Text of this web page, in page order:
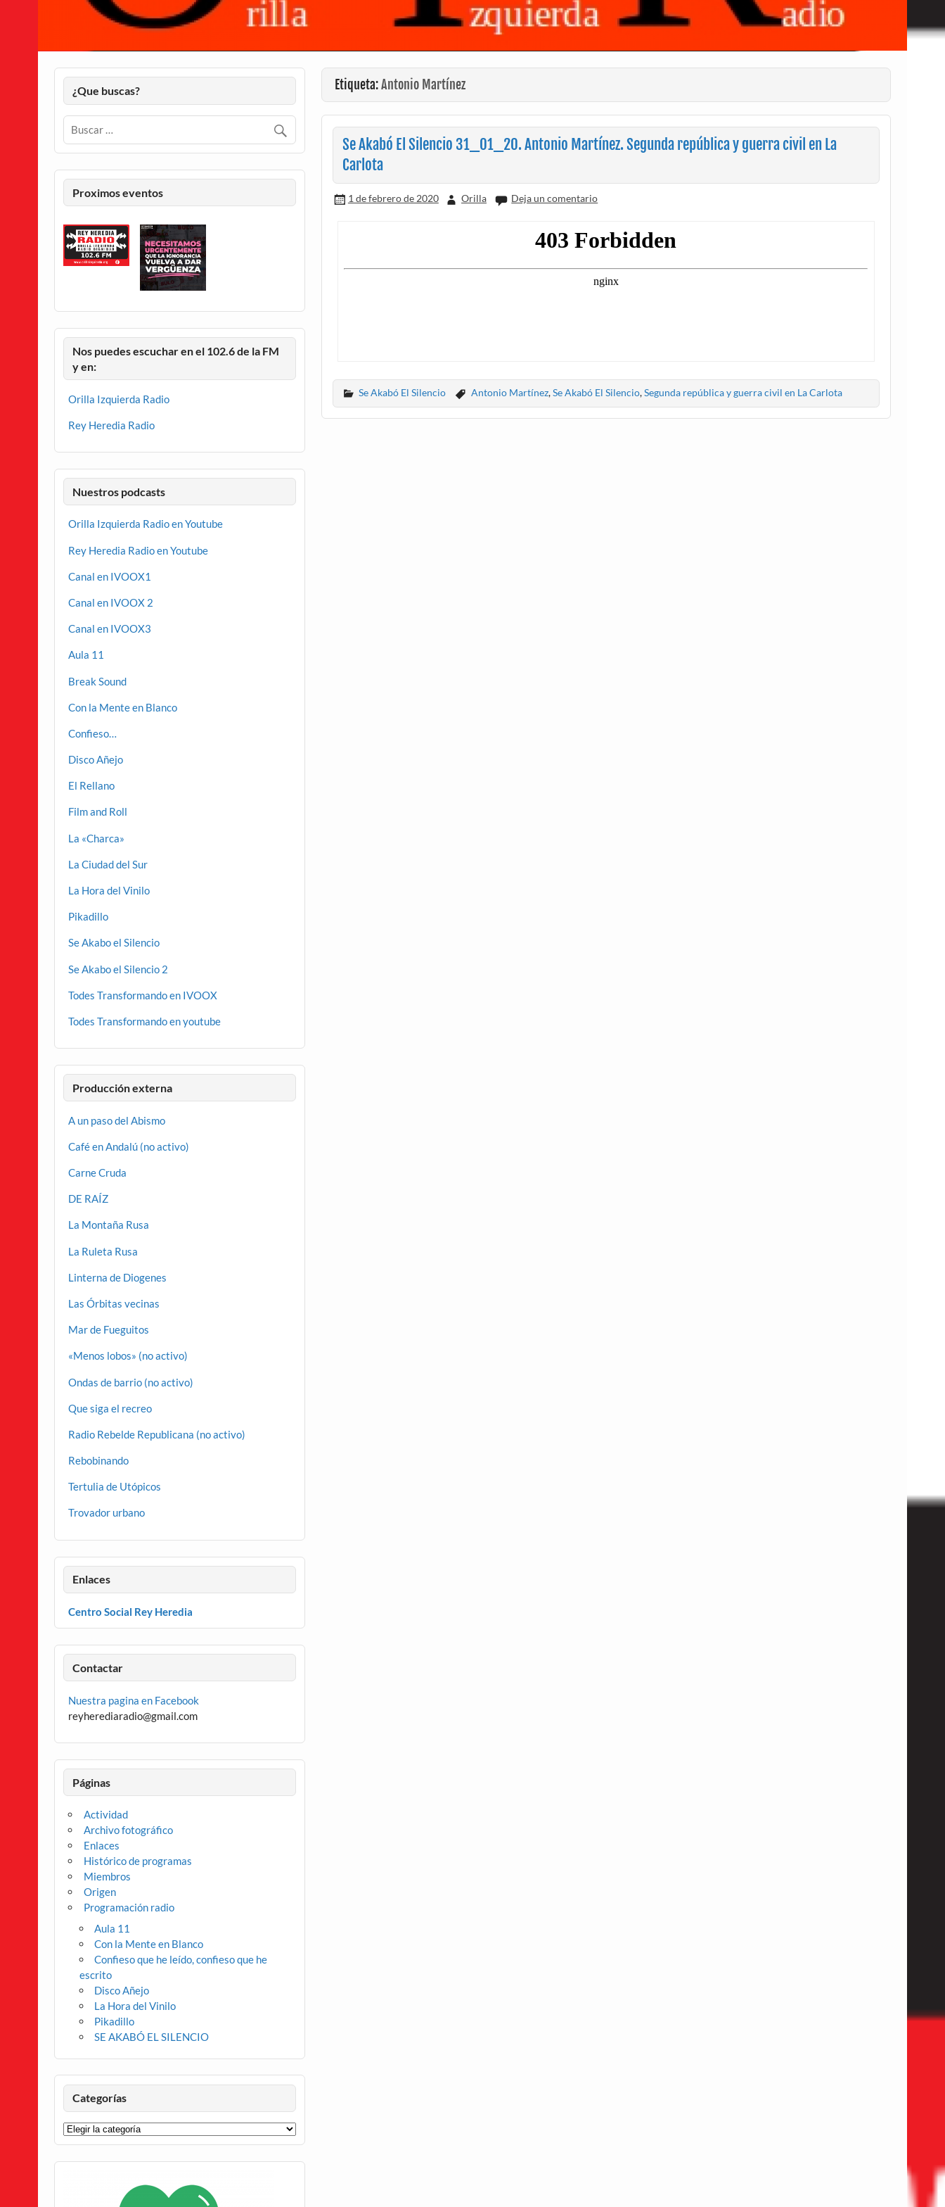
Etiqueta:Antonio Martínez
Se Akabó El Silencio 31_01_20. Antonio Martínez. Segunda república y guerra civil en La
Carlota
1 de febrero de 2020 Orilla Deja un comentario
Se Akabó El Silencio Antonio Martínez,Se Akabó El Silencio,Segunda república y guerra civil en La Carlota
¿Que buscas?
Proximos eventos
Nos puedes escuchar en el 102.6 de la FM
y en:
Orilla Izquierda Radio
Rey Heredia Radio
Nuestros podcasts
Orilla Izquierda Radio en Youtube
Rey Heredia Radio en Youtube
Canal en IVOOX1
Canal en IVOOX 2
Canal en IVOOX3
Aula 11
Break Sound
Con la Mente en Blanco
Confieso…
Disco Añejo
El Rellano
Film and Roll
La «Charca»
La Ciudad del Sur
La Hora del Vinilo
Pikadillo
Se Akabo el Silencio
Se Akabo el Silencio 2
Todes Transformando en IVOOX
Todes Transformando en youtube
Producción externa
A un paso del Abismo
Café en Andalú (no activo)
Carne Cruda
DE RAÍZ
La Montaña Rusa
La Ruleta Rusa
Linterna de Diogenes
Las Órbitas vecinas
Mar de Fueguitos
«Menos lobos» (no activo)
Ondas de barrio (no activo)
Que siga el recreo
Radio Rebelde Republicana (no activo)
Rebobinando
Tertulia de Utópicos
Trovador urbano
Enlaces
Centro Social Rey Heredia
Contactar
Nuestra pagina en Facebook
reyherediaradio@gmail.com
Páginas
Actividad
Archivo fotográfico
Enlaces
Histórico de programas
Miembros
Origen
Programación radio
Aula 11
Con la Mente en Blanco
Confieso que he leído, confieso que he
escrito
Disco Añejo
La Hora del Vinilo
Pikadillo
SE AKABÓ EL SILENCIO
Categorías
Categorías